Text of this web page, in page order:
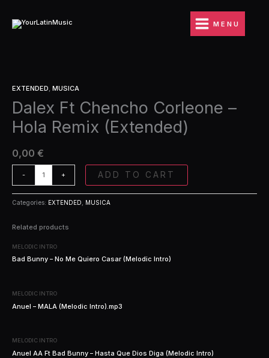
contenido
MENU
EXTENDED, MUSICA
Dalex Ft Chencho Corleone –
Hola Remix (Extended)
0,00 €
-
Ft
Chencho
Corleone
-
Remix
quantity
+ ADD TO CART
Categories: EXTENDED MUSICA
Related products
MELODIC INTRO
Bad Bunny – No Me Quiero Casar (Melodic Intro)
MELODIC INTRO
Anuel – MALA (Melodic Intro).mp3
MELODIC INTRO
Anuel AA Ft Bad Bunny – Hasta Que Dios Diga (Melodic Intro)
-
Hola